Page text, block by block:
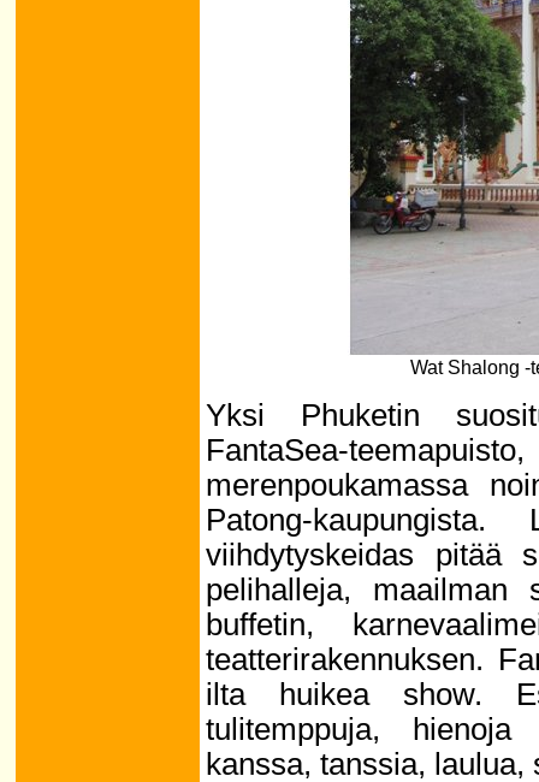
Wat Shalong -
Yksi Phuketin
FantaSea-
merenpoukamassa
Patong-
viihdytyskeidas pitää
pelihalleja, maailman
buffetin,
teatterirakennuksen.
ilta huikea show.
tulitemppuja,
kanssa, tanssia,